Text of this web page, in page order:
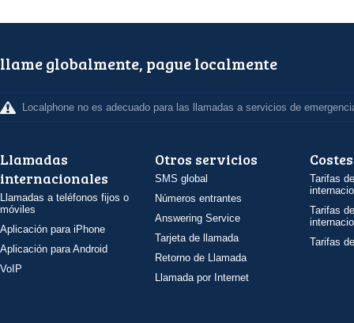
llame globalmente, pague localmente
Localphone no es adecuado para las llamadas a servicios de
Llamadas
internacionales
Llamadas a teléfonos fijos o
móviles
Aplicación para iPhone
Aplicación para Android
VoIP
Otros servicios
SMS global
Números entrantes
Answering Service
Tarjeta de llamada
Retorno de Llamada
Llamada por Internet
Costes
Tarifas
Tarifas
Tarifas